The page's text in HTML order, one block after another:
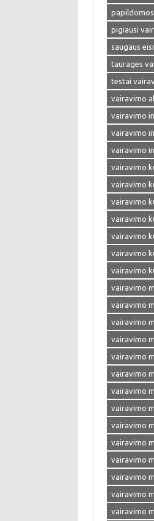
pigiausi
saugaus
taurages
testai
vairavimo
vairavimo
vairavimo
vairavimo
vairavimo
vairavimo
vairavimo
vairavimo
vairavimo
vairavimo
vairavimo
vairavimo
vairavimo
vairavimo
vairavimo
vairavimo
vairavimo
vairavimo
vairavimo
vairavimo
vairavimo
vairavimo
vairavimo
vairavimo
vairavimo